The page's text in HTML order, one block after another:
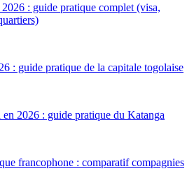
: guide pratique complet (visa,
: guide pratique de la capitale togolaise
2026 : guide pratique du Katanga
francophone : comparatif compagnies